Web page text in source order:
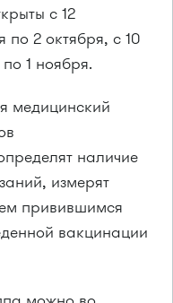
с 12
по 2 октября, с 10
1 ноября.
медицинский
наличие
измерят
привившимся
вакцинации